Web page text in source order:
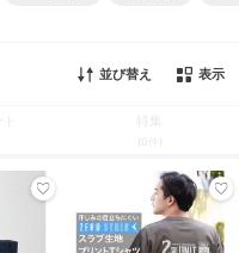
並び替え 表示
(0件)